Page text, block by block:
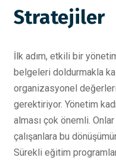
Stratejiler
İlk adım, etkili bir
belgeleri doldurmakla
organizasyonel
gerektiriyor. Yönetim
alması çok önemli.
çalışanlara bu
Sürekli eğitim